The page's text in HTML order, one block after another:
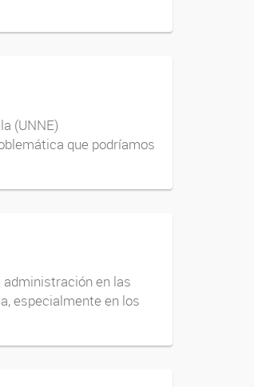
(UNNE)
que podríamos
en las
especialmente en los